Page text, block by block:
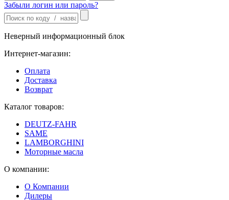
Забыли логин или пароль?
Неверный информационный блок
Интернет-магазин:
Оплата
Доставка
Возврат
Каталог товаров:
DEUTZ-FAHR
SAME
LAMBORGHINI
Моторные масла
О компании:
О Компании
Дилеры